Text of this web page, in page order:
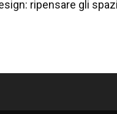
ripensare gli